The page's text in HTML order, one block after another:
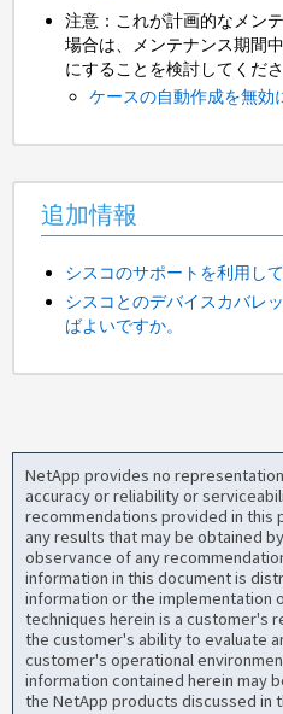
注意：これが計画的なメン
場合は、メンテナンス期間
にすることを検討してくださ
ケースの自動作成を無効
追加情報
シスコのサポートを利用し
シスコとのデバイスカバレ
ばよいですか。
NetApp provides no
accuracy or reliability or
recommendations provided in this
any results that may be obtained
observance of any
information in this document is
information or the implementation
techniques herein is a customer's
the customer's ability to evaluate
customer's operational
information contained herein may
the NetApp products discussed in